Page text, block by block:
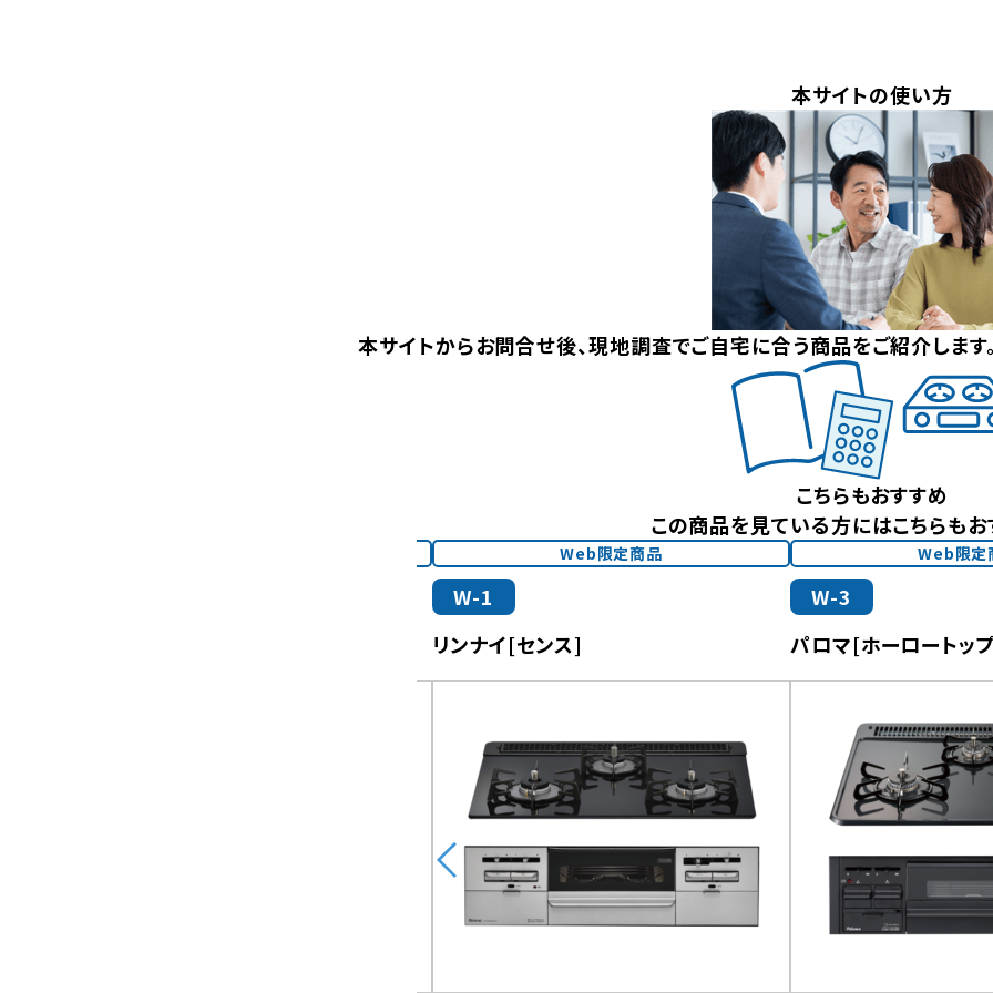
本サイトの使い方
本サイトからお問合せ後、現地調査でご自宅に合う商品をご紹介しま
こちらもおすすめ
この商品を見ている方にはこちらもお
Web限定商品
W-1
リンナイ[センス]
Web限定
W-3
パロマ[ホーロートッ